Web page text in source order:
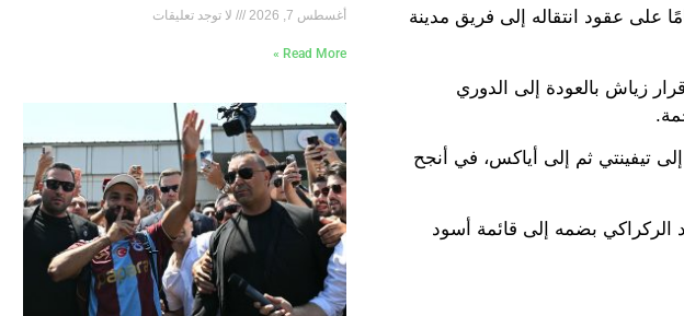
بين زياش ومسؤولي الوداد إلى مراحل متقدمة، ويفترض أن يوقع صاحب الـ 32 عامًا على عقود انتقاله إلى فريق مدينة
زياش بالعودة إلى الدوري
تيفينتي ثم إلى أياكس، في أنجح
الركراكي بضمه إلى قائمة أسود
أغسطس 7, 2026 لا توجد تعليقات
Read More »